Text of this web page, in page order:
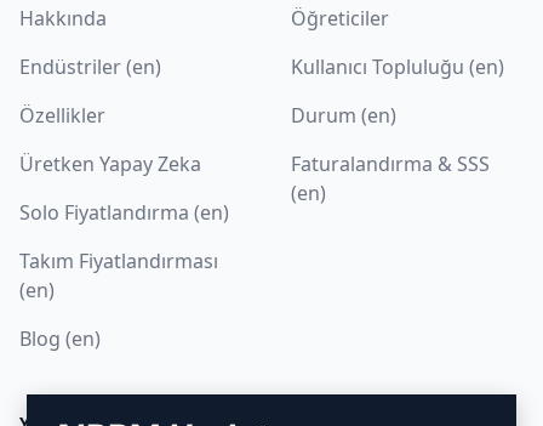
Hakkında
Endüstriler (en)
Özellikler
Üretken Yapay Zeka
Solo Fiyatlandırma (en)
Takım Fiyatlandırması
(en)
Blog (en)
Öğreticiler
Kullanıcı Topluluğu (en)
Durum (en)
Faturalandırma & SSS
(en)